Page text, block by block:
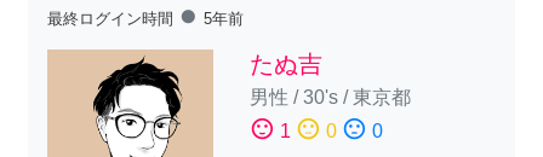
最終ログイン時間 fiber_manual_record 5年前
たぬ吉
男性 /30's/東京都
sentiment_satisfied 1 sentiment_neutral 0 sentiment_dissatisfied 0